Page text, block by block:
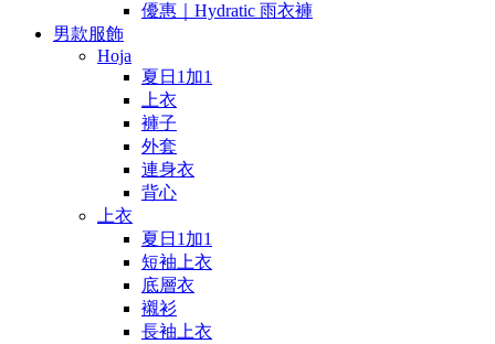
優惠｜Hydratic 雨衣褲
男款服飾
Hoja
夏日1加1
上衣
褲子
外套
連身衣
背心
上衣
夏日1加1
短袖上衣
底層衣
襯衫
長袖上衣